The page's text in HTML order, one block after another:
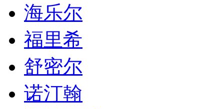
海乐尔
福里希
舒密尔
诺汀翰